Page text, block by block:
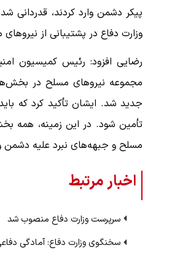
پیکر دشمن وارد کردند،
وزارت دفاع در پشتیبانی از
رضایی افزود: رئیس کمیسیون
مجموعه نیروهای مسلح در
جدید شد. ایشان تأکید کرد که
تأمین شود. در این زمینه، همه
مسلح و جبهه‌های نبرد علیه دشمن
اخبار مرتبط
سرپرست وزارت دفاع منصوب شد
سخنگوی وزارت دفاع: آمادگی
رهبری
۱۴ مرداد ۱۴۰۵